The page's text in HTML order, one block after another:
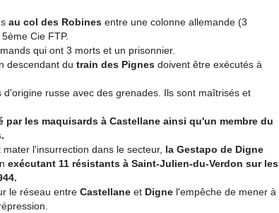
au col des Robines entre une colonne allemande (3
Cie FTP.
qui ont 3 morts et un prisonnier.
descendant du train des Pignes doivent être exécutés à
russe avec des grenades. Ils sont maîtrisés et
par les maquisards à Castellane ainsi qu'un membre du
l'insurrection dans le secteur, la Gestapo de Digne
exécutant 11 résistants à Saint-Julien-du-Verdon sur les
le réseau entre Castellane et Digne l'empêche de mener à